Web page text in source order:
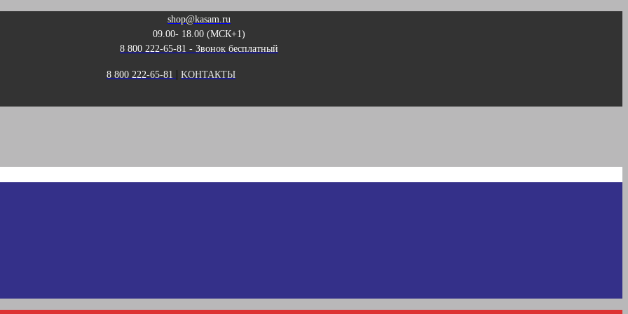
shop@kasam.ru
09.00- 18.00 (МСК+1)
8 800 222-65-81 - Звонок бесплатный
8 800 222-65-81 | KОНТАКТЫ